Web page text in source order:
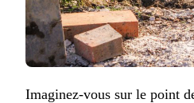
Imaginez-vous sur le point